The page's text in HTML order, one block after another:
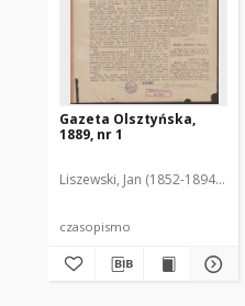
Gazeta Olsztyńska,
1889, nr 1
Liszewski, Jan (1852-1894). Red.
czasopismo